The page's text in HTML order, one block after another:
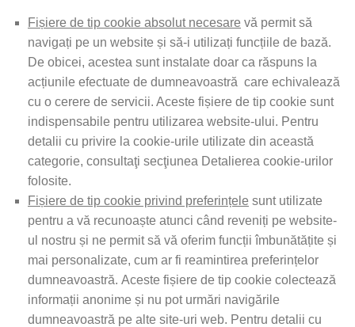
Fișiere de tip cookie absolut necesare vă permit să
navigați pe un website și să-i utilizați funcțiile de bază.
De obicei, acestea sunt instalate doar ca răspuns la
acțiunile efectuate de dumneavoastră care echivalează
cu o cerere de servicii. Aceste fișiere de tip cookie sunt
indispensabile pentru utilizarea website-ului. Pentru
detalii cu privire la cookie-urile utilizate din această
categorie, consultaţi secţiunea Detalierea cookie-urilor
folosite.
Fișiere de tip cookie privind preferințele sunt utilizate
pentru a vă recunoaște atunci când reveniți pe website-
ul nostru și ne permit să vă oferim funcții îmbunătățite și
mai personalizate, cum ar fi reamintirea preferințelor
dumneavoastră. Aceste fișiere de tip cookie colectează
informații anonime și nu pot urmări navigările
dumneavoastră pe alte site-uri web. Pentru detalii cu